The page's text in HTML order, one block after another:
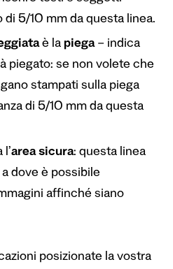
5/10 mm da questa linea.
è la piega– indica
piegato: se non volete che
stampati sulla piega
di 5/10 mm da questa
area sicura: questa linea
dove è possibile
affinché siano
posizionate la vostra